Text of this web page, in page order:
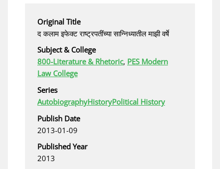
Original Title
द कलाम इफेक्ट राष्ट्रपतींच्या सान्निध्यातील माझी वर्षे
Subject & College
800-Literature & Rhetoric, PES Modern
Law College
Series
AutobiographyHistoryPolitical History
Publish Date
2013-01-09
Published Year
2013